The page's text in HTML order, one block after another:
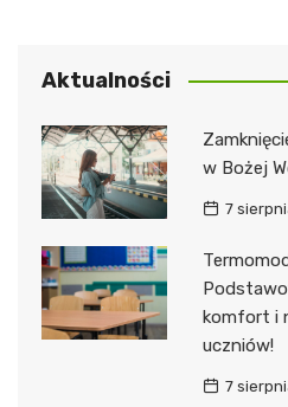
Aktualności
w Bożej
7
komfort i
uczniów!
7